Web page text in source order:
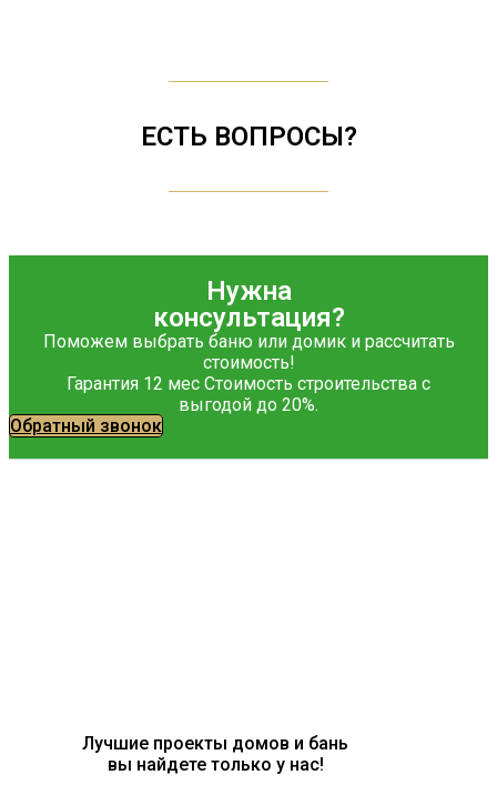
ЕСТЬ ВОПРОСЫ?
Нужна
консультация?
Поможем выбрать баню или домик и рассчитать
стоимость!
Гарантия 12 мес Стоимость строительства с
выгодой до 20%.
Обратный звонок
Лучшие проекты домов и бань
вы найдете только у нас!